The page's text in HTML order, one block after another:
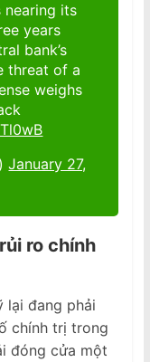
nearing its
years
bank’s
threat of a
weighs
January 27,
ro chính
lại đang phải
chính trị trong
đóng cửa một